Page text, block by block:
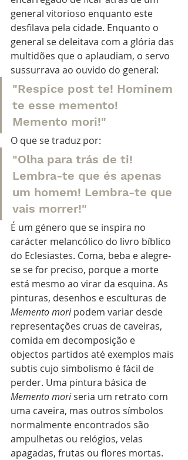
general vitorioso enquanto este
desfilava pela cidade. Enquanto o
general se deleitava com a glória das
multidões que o aplaudiam, o servo
sussurrava ao ouvido do general:
"Respice post te! Hominem
te esse memento!
Memento mori!"
O que se traduz por:
"Olha para trás de ti!
Lembra-te que és apenas
um homem! Lembra-te que
vais morrer!"
É um género que se inspira no
carácter melancólico do livro bíblico
do Eclesiastes. Coma, beba e alegre-
se se for preciso, porque a morte
está mesmo ao virar da esquina. As
pinturas, desenhos e esculturas de
Memento mori podem variar desde
representações cruas de caveiras,
comida em decomposição e
objectos partidos até exemplos mais
subtis cujo simbolismo é fácil de
perder. Uma pintura básica de
Memento mori seria um retrato com
uma caveira, mas outros símbolos
normalmente encontrados são
ampulhetas ou relógios, velas
apagadas, frutas ou flores mortas.